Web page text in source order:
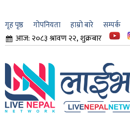
गृह पृष्ठ गोपनियता हाम्रो बारे सम्पर्क
आज: २०८३ श्रावण २२, शुक्रबार